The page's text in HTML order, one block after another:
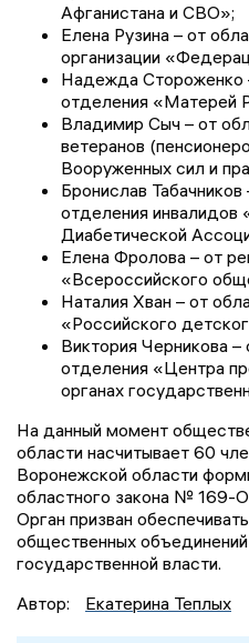
Афганистана и СВО»;
Елена Рузина – от
организации
Надежда Стороженко
отделения «Матерей
Владимир Сыч – от
ветеранов
Вооруженных сил и
Бронислав Табачников
отделения инвалидов
Диабетической
Елена Фролова – от
«Всероссийского
Наталия Хван – от
«Российского
Виктория Черникова –
отделения «Центра
органах
На данный момент
области насчитывает 60
Воронежской области
областного закона № 169-
Орган призван
общественных
государственной власти.
Автор:
Екатерина Теплых